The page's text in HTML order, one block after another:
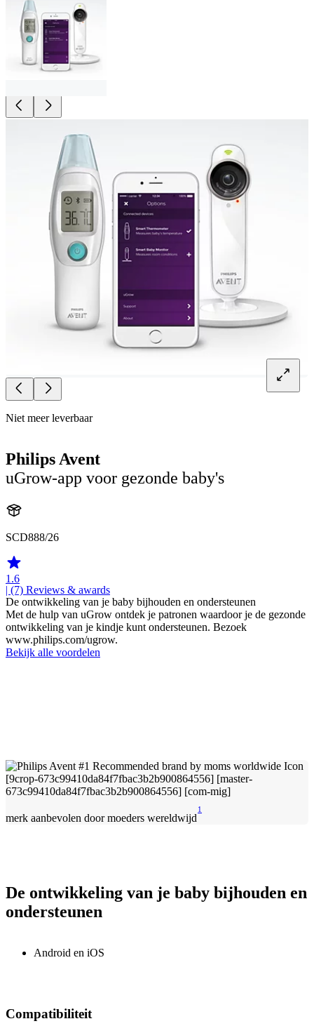
Niet meer leverbaar
Philips Avent
uGrow-app voor gezonde baby's
SCD888/26
1.6
| (7) Reviews & awards
De ontwikkeling van je baby bijhouden en ondersteunen
Met de hulp van uGrow ontdek je patronen waardoor je de gezonde
ontwikkeling van je kindje kunt ondersteunen. Bezoek
www.philips.com/ugrow.
Bekijk alle voordelen
merk aanbevolen door moeders wereldwijd
1
De ontwikkeling van je baby bijhouden en
ondersteunen
Android en iOS
Compatibiliteit